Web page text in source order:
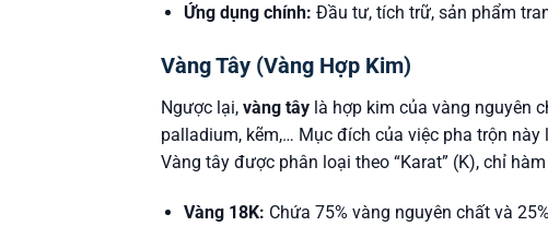
Ứng dụng chính: Đầu tư, tích trữ, sản phẩm
Vàng Tây (Vàng Hợp Kim)
Ngược lại, vàng tây là hợp kim của vàng nguyên
palladium, kẽm,… Mục đích của việc pha trộn
Vàng tây được phân loại theo “Karat” (K), chỉ
Vàng 18K: Chứa 75% vàng nguyên chất và